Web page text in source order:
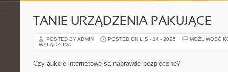
TANIE URZĄDZENIA PAKUJĄCE
POSTED BY ADMIN POSTED ON LIS - 14 - 2025
MOŻLIWOŚĆ
WYŁĄCZONA
Czy aukcje internetowe są naprawdę bezpieczne?